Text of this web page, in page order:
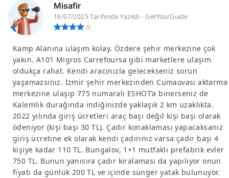
Misafir
16/07/2025 Tarihinde Yazıldı - GetYourGuide
Kamp Alanına ulaşım kolay. Özdere şehir merkezine çok
yakın. A101 Migros Carrefoursa gibi marketlere ulaşım
oldukça rahat. Kendi aracınızla gelecekseniz sorun
yaşamazsınız. İzmir şehir merkezinden Cumaovası aktarma
merkezine ulaşıp 775 numaralı ESHOT’a binerseniz de
Kalemlik durağında indiğinizde yaklaşık 2 km uzaklıkta.
2022 yılında giriş ücretleri araç başı değil kişi başı olarak
ödeniyor (kişi başı 30 TL). Çadır konaklaması yapacaksanız
giriş ücretine ek olarak kendi çadırınız varsa çadır başı 4
kişiye kadar 110 TL. Bungalov, 1+1 mutfaklı prefabrik evler
750 TL. Bunun yanısıra çadır kiralaması da yapılıyor onun
fiyatı da günlük 200 TL ve içinde sünger yatak bulunuyor.